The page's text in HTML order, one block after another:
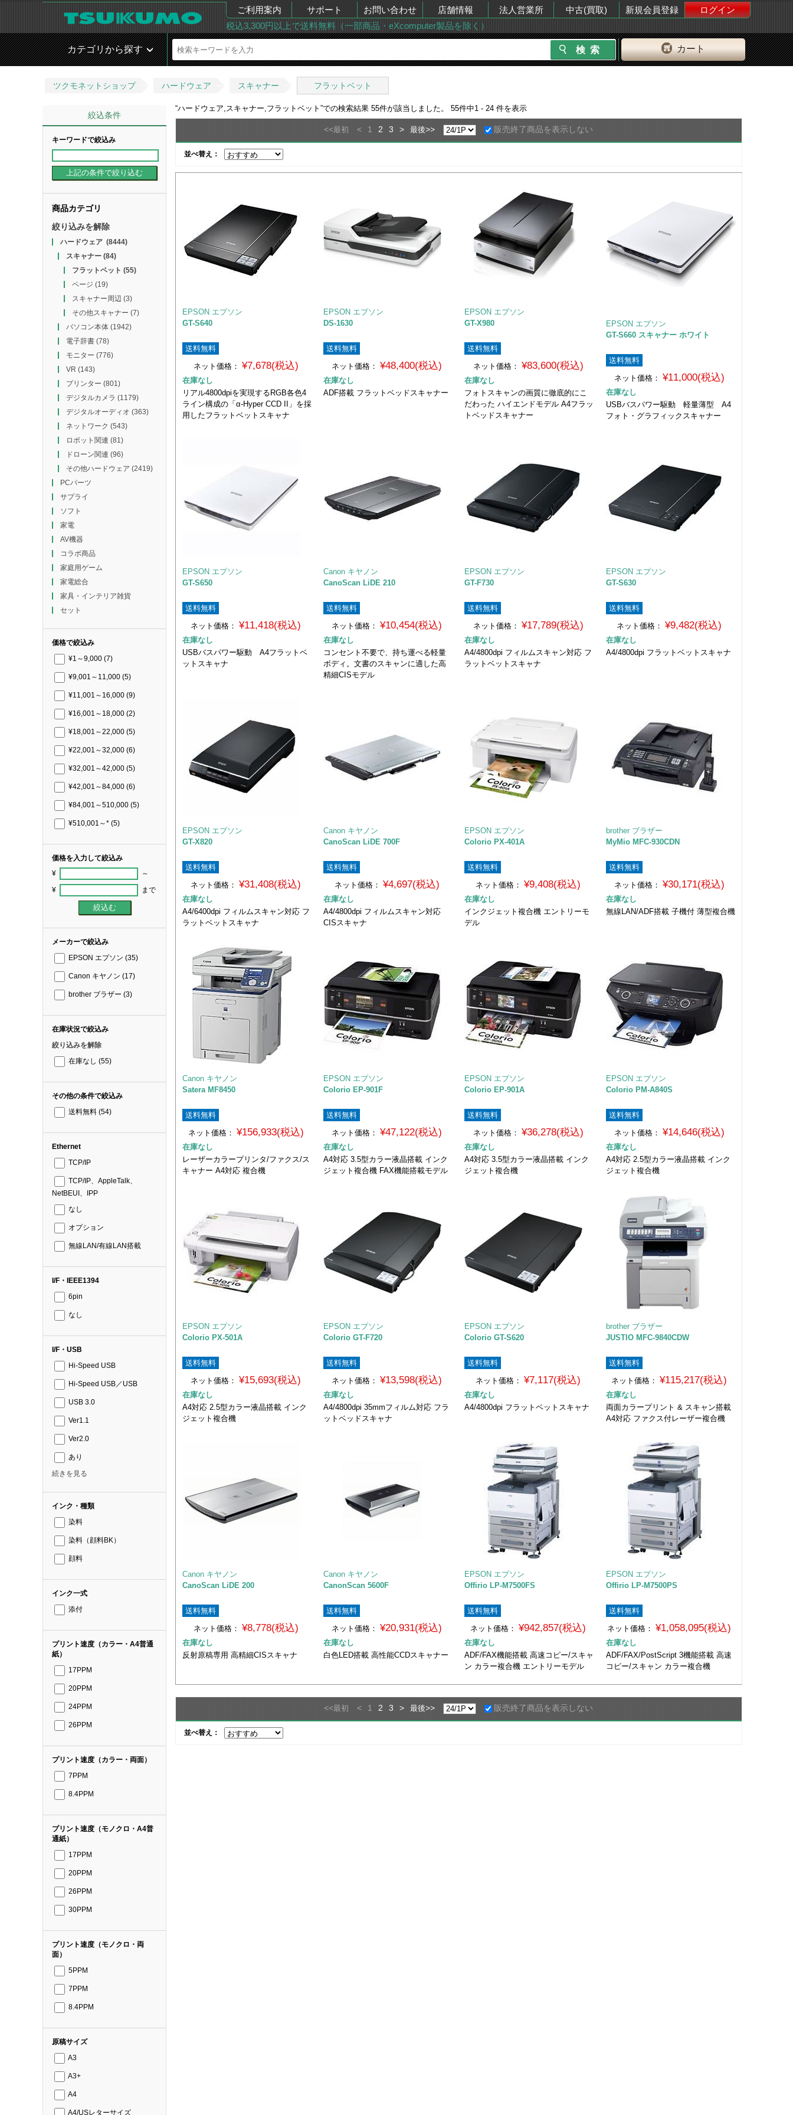
ご利用案内 サポート お問い合わせ 店舗情報 法人営業所 中古(買取) 新規会員登録
ログイン
税込3,300円以上で送料無料（一部商品・eXcomputer製品を除く）
カート
カテゴリから探す
ツクモネットショップ ハードウェア スキャナー フラットベット
絞込条件
キーワードで絞込み
商品カテゴリ
絞り込みを解除
ハードウェア(8444)
スキャナー(84)
フラットベット (55)
ページ (19)
スキャナー周辺 (3)
その他スキャナー (7)
パソコン本体(1942)
電子辞書(78)
モニター (776)
VR (143)
プリンター (801)
デジタルカメラ (1179)
デジタルオーディオ (363)
ネットワーク (543)
ロボット関連 (81)
ドローン関連 (96)
その他ハードウェア (2419)
PCパーツ
サプライ
ソフト
家電
AV機器
コラボ商品
家庭用ゲーム
家電総合
家具・インテリア雑貨
セット
価格で絞込み
¥1～9,000 (7)
¥9,001～11,000 (5)
¥11,001～16,000 (9)
¥16,001～18,000 (2)
¥18,001～22,000 (5)
¥22,001～32,000 (6)
¥32,001～42,000 (5)
¥42,001～84,000 (6)
¥84,001～510,000 (5)
¥510,001～* (5)
価格を入力して絞込み
¥ ～
¥ まで
メーカーで絞込み
EPSON エプソン (35)
Canon キヤノン (17)
brother ブラザー (3)
在庫状況で絞込み
絞り込みを解除
在庫なし (55)
その他の条件で絞込み
送料無料 (54)
Ethernet
TCP/IP
TCP/IP、AppleTalk、
NetBEUI、IPP
なし
オプション
無線LAN/有線LAN搭載
I/F・IEEE1394
6pin
なし
I/F・USB
Hi-Speed USB
Hi-Speed USB／USB
USB 3.0
Ver1.1
Ver2.0
あり
続きを見る
インク・種類
染料
染料（顔料BK）
顔料
インク一式
添付
プリント速度（カラー・A4普通
紙）
17PPM
20PPM
24PPM
26PPM
プリント速度（カラー・両面）
7PPM
8.4PPM
プリント速度（モノクロ・A4普
通紙）
17PPM
20PPM
26PPM
30PPM
プリント速度（モノクロ・両
面）
5PPM
7PPM
8.4PPM
原稿サイズ
A3
A3+
A4
A4/USレターサイズ
“ハードウェア,スキャナー,フラットベット ”での検索結果 55件が該当しました。 55件中1 - 24 件を表示
<<最初 < 1 2 3 > 最後>> 販売終了商品を表示しない
並べ替え：
EPSON エプソン
GT-S640
送料無料
ネット価格： ¥7,678(税込)
在庫なし
リアル4800dpiを実現するRGB各色4
ライン構成の「α-Hyper CCD II」を採
用したフラットベットスキャナ
EPSON エプソン
DS-1630
送料無料
ネット価格：
¥48,400(税込)
在庫なし
ADF搭載 フラットベッドスキャナー
EPSON エプソン
GT-X980
送料無料
ネット価格： ¥83,600(税込)
在庫なし
フォトスキャンの画質に徹底的にこ
だわった ハイエンドモデル A4フラッ
トベッドスキャナー
EPSON エプソン
GT-S660 スキャナー ホワイト
送料無料
ネット価格： ¥11,000(税込)
在庫なし
USBバスパワー駆動 軽量薄型 A4
フォト・グラフィックスキャナー
EPSON エプソン
GT-S650
送料無料
ネット価格：
¥11,418(税込)
在庫なし
USBバスパワー駆動 A4フラットベ
ットスキャナ
Canon キヤノン
CanoScan LiDE 210
送料無料
ネット価格：
¥10,454(税込)
在庫なし
コンセント不要で、持ち運べる軽量
ボディ。文書のスキャンに適した高
精細CISモデル
EPSON エプソン
GT-F730
送料無料
ネット価格： ¥17,789(税込)
在庫なし
A4/4800dpi フィルムスキャン対応 フ
ラットベットスキャナ
EPSON エプソン
GT-S630
送料無料
ネット価格：
¥9,482(税込)
在庫なし
A4/4800dpi フラットベットスキャナ
EPSON エプソン
GT-X820
送料無料
ネット価格：
¥31,408(税込)
在庫なし
A4/6400dpi フィルムスキャン対応 フ
ラットベットスキャナ
Canon キヤノン
CanoScan LiDE 700F
送料無料
ネット価格： ¥4,697(税込)
在庫なし
A4/4800dpi フィルムスキャン対応
CISスキャナ
EPSON エプソン
Colorio PX-401A
送料無料
ネット価格：
¥9,408(税込)
在庫なし
インクジェット複合機 エントリーモ
デル
brother ブラザー
MyMio MFC-930CDN
送料無料
ネット価格： ¥30,171(税込)
在庫なし
無線LAN/ADF搭載 子機付 薄型複合機
Canon キヤノン
Satera MF8450
送料無料
ネット価格： ¥156,933(税込)
在庫なし
レーザーカラープリンタ/ファクス/ス
キャナー A4対応 複合機
EPSON エプソン
Colorio EP-901F
送料無料
ネット価格：
¥47,122(税込)
在庫なし
A4対応 3.5型カラー液晶搭載 インク
ジェット複合機 FAX機能搭載モデル
EPSON エプソン
Colorio EP-901A
送料無料
ネット価格： ¥36,278(税込)
在庫なし
A4対応 3.5型カラー液晶搭載 インク
ジェット複合機
EPSON エプソン
Colorio PM-A840S
送料無料
ネット価格： ¥14,646(税込)
在庫なし
A4対応 2.5型カラー液晶搭載 インク
ジェット複合機
EPSON エプソン
Colorio PX-501A
送料無料
ネット価格：
¥15,693(税込)
在庫なし
A4対応 2.5型カラー液晶搭載 インク
ジェット複合機
EPSON エプソン
Colorio GT-F720
送料無料
ネット価格：
¥13,598(税込)
在庫なし
A4/4800dpi 35mmフィルム対応 フラ
ットベッドスキャナ
EPSON エプソン
Colorio GT-S620
送料無料
ネット価格：
¥7,117(税込)
在庫なし
A4/4800dpi フラットベットスキャナ
brother ブラザー
JUSTIO MFC-9840CDW
送料無料
ネット価格：
¥115,217(税込)
在庫なし
両面カラープリント & スキャン搭載
A4対応 ファクス付レーザー複合機
Canon キヤノン
CanoScan LiDE 200
送料無料
ネット価格： ¥8,778(税込)
在庫なし
反射原稿専用 高精細CISスキャナ
Canon キヤノン
CanonScan 5600F
送料無料
ネット価格：
¥20,931(税込)
在庫なし
白色LED搭載 高性能CCDスキャナー
EPSON エプソン
Offirio LP-M7500FS
送料無料
ネット価格：
¥942,857(税込)
在庫なし
ADF/FAX機能搭載 高速コピー/スキャ
ン カラー複合機 エントリーモデル
EPSON エプソン
Offirio LP-M7500PS
送料無料
ネット価格：
¥1,058,095(税込)
在庫なし
ADF/FAX/PostScript 3機能搭載 高速
コピー/スキャン カラー複合機
<<最初 < 1 2 3 > 最後>> 販売終了商品を表示しない
並べ替え：